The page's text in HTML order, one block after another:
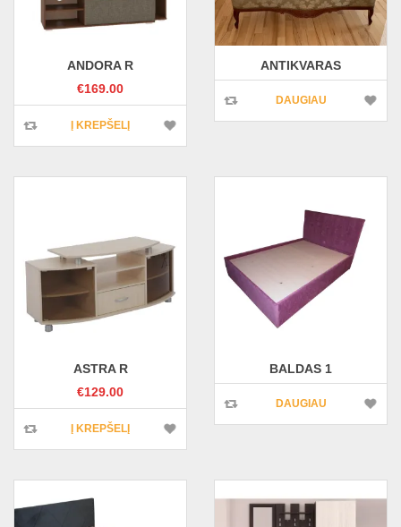
ANDORA R
€169.00
Į KREPŠELĮ
ANTIKVARAS
DAUGIAU
ASTRA R
€129.00
Į KREPŠELĮ
BALDAS 1
DAUGIAU